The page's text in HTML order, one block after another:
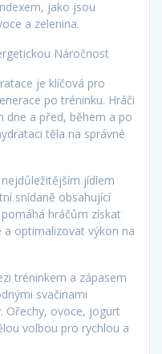
jako jsou
a zelenina.
Náročnost
je klíčová pro
po tréninku. Hráči
dne a před, během a po
těla na správné
jídlem
snídaně obsahující
hráčům získat
optimalizovat výkon na
tréninkem a zápasem
svačinami
Ořechy, ovoce, jogurt
volbou pro rychlou a